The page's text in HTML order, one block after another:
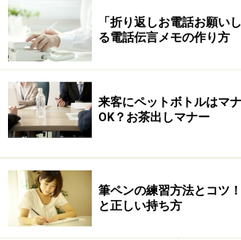
その間何度も､「神様がくれた休暇だ
さんの人になぐさめてもらいましたし
いと腹をくくってからは、不自由な
りに楽しむことができました。
そう思うことができたのは、「仕事が
分や生活の心配が少なかったことも
す。
復帰まで会社は休職となりましたが、
「折り返しお電話お願い
る電話伝言メモの作り方
来客にペットボトルはマ
OK？お茶出しマナー
筆ペンの練習方法とコツ
と正しい持ち方